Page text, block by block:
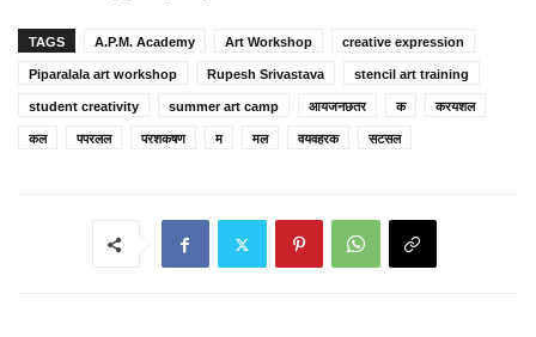
TAGS A.P.M. Academy Art Workshop creative expression
Piparalala art workshop Rupesh Srivastava stencil art training
student creativity summer art camp आयजनछतर क करयशल
कल पपरलल परशकषण म मल वयवहरक सटसल